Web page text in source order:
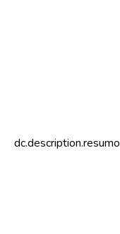
dc.description.resumo